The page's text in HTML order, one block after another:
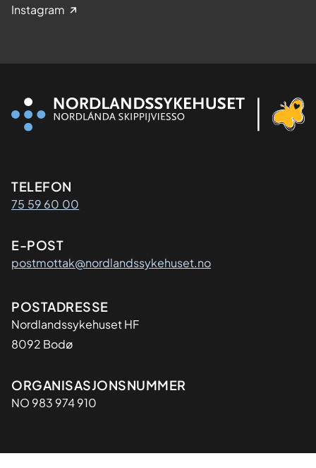
Instagram
Kontaktinformasjon
TELEFON
75 59 60 00
E-POST
postmottak@nordlandssykehuset.no
Adresse
POSTADRESSE
Nordlandssykehuset HF
8092 Bodø
Organisasjon
ORGANISASJONSNUMMER
NO 983 974 910